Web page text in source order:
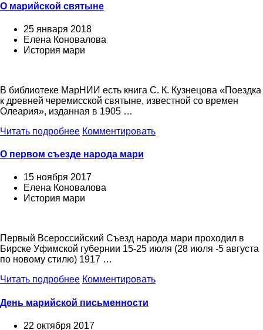
О марийской святыне
25 января 2018
Елена Коновалова
История мари
В библиотеке МарНИИ есть книга С. К. Кузнецова «Поездка
к древней черемисской святыне, известной со времен
Олеария», изданная в 1905 …
Читать подробнее Комментировать
О первом съезде народа мари
15 ноября 2017
Елена Коновалова
История мари
Первый Всероссийский Съезд народа мари проходил в
Бирске Уфимской губернии 15-25 июля (28 июля -5 августа
по новому стилю) 1917 …
Читать подробнее Комментировать
День марийской письменности
22 октября 2017